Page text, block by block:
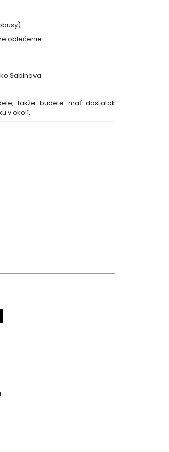
oblečenie.
Sabinova.
takže budete mať dostatok
v okolí.